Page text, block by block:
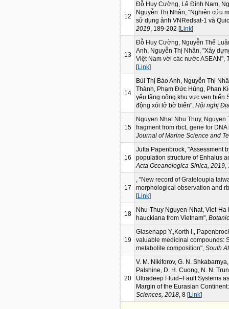
12
Đỗ Huy Cường, Lê Đình Nam,
Nguyễn Thị Nhân, "Nghiên cứu
sử dụng ảnh VNRedsat-1 và
2019 , 189-202 [Link]
13
Đỗ Huy Cường, Nguyễn Thế
Anh, Nguyễn Thị Nhân, "Xây
Việt Nam với các nước ASEAN",
[Link]
14
Bùi Thị Bảo Anh, Nguyễn Thị
Thành, Phạm Đức Hùng, Phan
yếu tầng nông khu vực ven biển
động xói lở bờ biển", Hội nghị
15
Nguyen Nhat Nhu Thuy,
fragment from rbcL gene for
Journal of Marine Science and
16
Jutta Papenbrock, "Assessment
population structure of Enhalus
Acta Oceanologica Sinica, 2019
17
, "New record of Grateloupia
morphological observation and
[Link]
18
Nhu-Thuy Nguyen-Nhat, Viet-
hauckiana from Vietnam",
19
Glasenapp Y.,Korth I.,
valuable medicinal compounds:
metabolite composition", South
20
V. M. Nikiforov, G. N.
Palshine, D. H. Cuong, N. N.
Ultradeep Fluid–Fault Systems
Margin of the Eurasian
Sciences, 2018 , 8 [Link]